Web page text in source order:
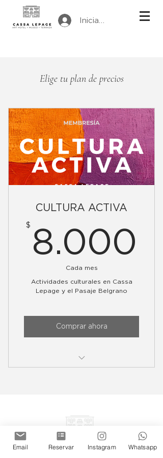
Iniciar sesión
Elige tu plan de precios
CULTURA ACTIVA
$ 8.000
Cada mes
Actividades culturales en Cassa
Lepage y el Pasaje Belgrano
Comprar ahora
actividades
Prioridad de acceso en eventos
con cupo
Email Reservar Instagram Whatsapp